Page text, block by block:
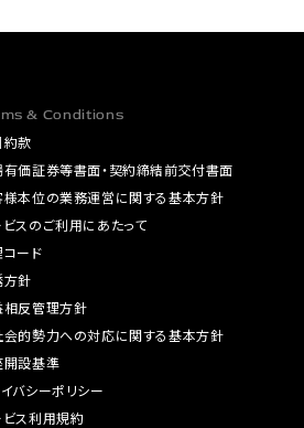
& Conditions
約款
有価証券等書面・契約締結前交付書面
様本位の業務運営に関する基本方針
スのご利用にあたって
ード
方針
相反管理方針
会的勢力への対応に関する基本方針
開設基準
バシーポリシー
ビス利用規約